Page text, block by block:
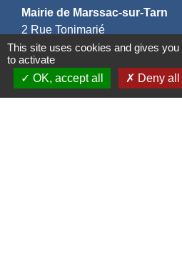
Mairie de Marssac-sur-Tarn
2 Rue Tonimarié
81150 Marssac-sur-Tarn -
+33 5 63 55 40 47
accueil@marssac-sur-tarn.fr
This site uses cookies and gives
to activate
OK, accept all
Deny